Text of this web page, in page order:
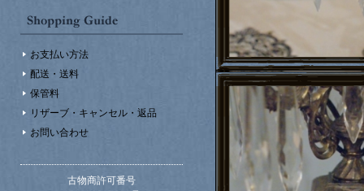
お支払い方法
配送・送料
保管料
リザーブ・キャンセル・返品
お問い合わせ
古物商許可番号